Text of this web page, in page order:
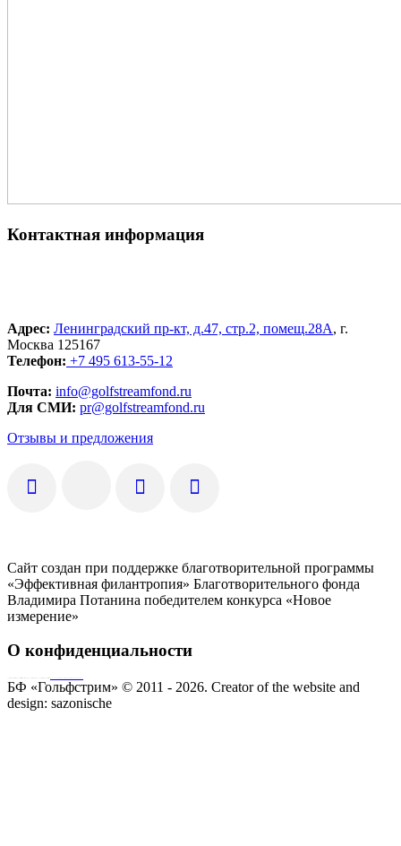
Контактная информация
Адрес: Ленинградский пр-кт, д.47, стр.2, помещ.28А, г.
Москва 125167
Телефон: +7 495 613-55-12
Почта: info@golfstreamfond.ru
Для СМИ: pr@golfstreamfond.ru
Отзывы и предложения
Сайт создан при поддержке благотворительной программы
«Эффективная филантропия» Благотворительного фонда
Владимира Потанина победителем конкурса «Новое
измерение»
О конфиденциальности
БФ «Гольфстрим» © 2011 - 2026. Creator of the website and
design: sazonische